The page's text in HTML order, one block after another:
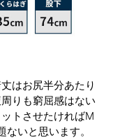
はお尻半分あたり
りも窮屈感はない
トさせたければM
いと思います。